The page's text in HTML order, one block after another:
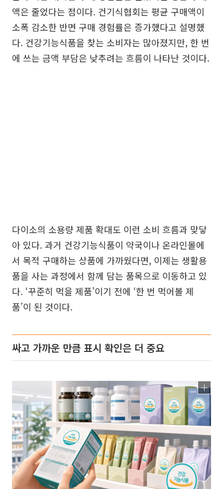
액은 줄었다는 점이다. 건기식협회는 평균 구매액이
소폭 감소한 반면 구매 경험률은 증가했다고 설명했
다. 건강기능식품을 찾는 소비자는 많아졌지만, 한 번
에 쓰는 금액 부담은 낮추려는 흐름이 나타난 것이다.
다이소의 소용량 제품 확대도 이런 소비 흐름과 맞닿
아 있다. 과거 건강기능식품이 약국이나 온라인몰에
서 목적 구매하는 상품에 가까웠다면, 이제는 생활용
품을 사는 과정에서 함께 담는 품목으로 이동하고 있
다. ‘꾸준히 먹을 제품’이기 전에 ‘한 번 먹어볼 제
품’이 된 것이다.
싸고 가까운 만큼 표시 확인은 더 중요